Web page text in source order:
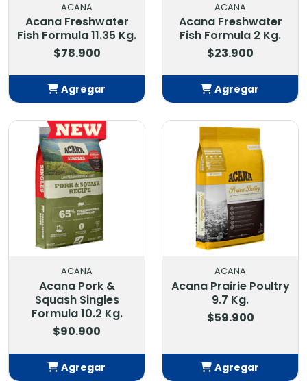
ACANA
Acana Freshwater
Fish Formula 11.35 Kg.
$78.900
Agregar
Añadido
ACANA
Acana Freshwater
Fish Formula 2 Kg.
$23.900
Agregar
Añadido
ACANA
Acana Pork &
Squash Singles
Formula 10.2 Kg.
$90.900
Agregar
ACANA
Acana Prairie Poultry
9.7 Kg.
$59.900
Agregar